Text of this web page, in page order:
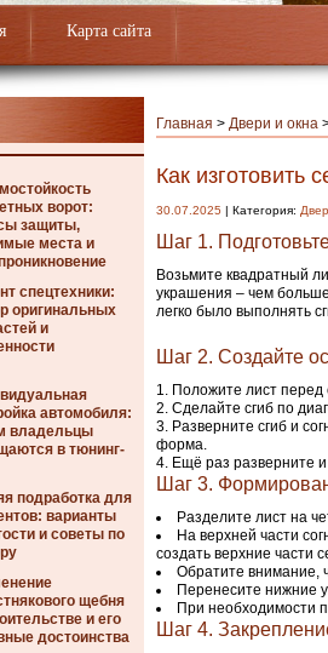
Карта сайта
ворот:
защиты,
места и
спецтехники:
оригинальных
и
автомобиля:
владельцы
в тюнинг-
подработка для
варианты
и советы по
щебня
и его
достоинства
Главная > Двери и окна
Как изготовить
30.07.2025 | Категория:
Шаг 1.
Возьмите квадратный
украшения – чем больше
легко было выполнять
Шаг 2. Создайте
Положите лист перед
Сделайте сгиб по
Разверните сгиб и
форма.
Ещё раз разверните
Шаг 3.
Разделите лист на
На верхней части
создать верхние части
Обратите внимание,
Перенесите нижние
При необходимости
Шаг 4.